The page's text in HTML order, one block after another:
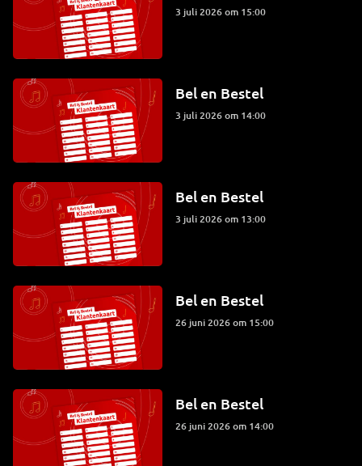
3 juli 2026 om 15:00
Bel en Bestel
3 juli 2026 om 14:00
Bel en Bestel
3 juli 2026 om 13:00
Bel en Bestel
26 juni 2026 om 15:00
Bel en Bestel
26 juni 2026 om 14:00